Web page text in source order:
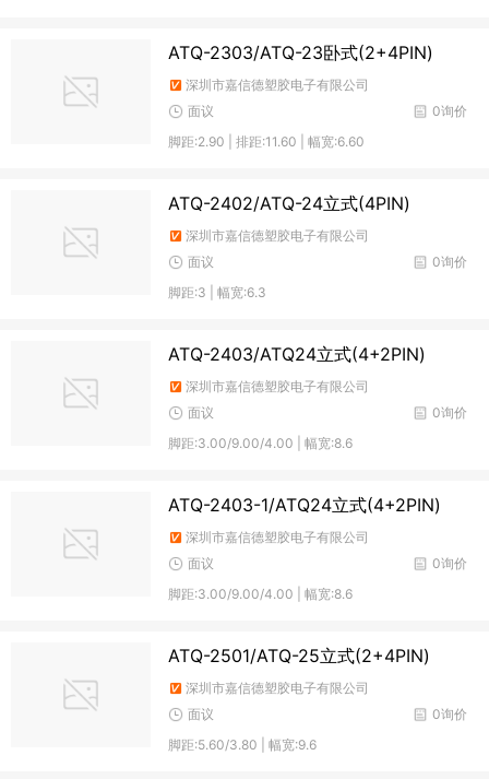
ATQ-2303/ATQ-23卧式(2+4PIN)
深圳市嘉信德塑胶电子有限公司
0询价
面议
脚距:2.90 | 排距:11.60 | 幅宽:6.60
ATQ-2402/ATQ-24立式(4PIN)
深圳市嘉信德塑胶电子有限公司
0询价
面议
脚距:3 | 幅宽:6.3
ATQ-2403/ATQ24立式(4+2PIN)
深圳市嘉信德塑胶电子有限公司
0询价
面议
脚距:3.00/9.00/4.00 | 幅宽:8.6
ATQ-2403-1/ATQ24立式(4+2PIN)
深圳市嘉信德塑胶电子有限公司
0询价
面议
脚距:3.00/9.00/4.00 | 幅宽:8.6
ATQ-2501/ATQ-25立式(2+4PIN)
深圳市嘉信德塑胶电子有限公司
0询价
面议
脚距:5.60/3.80 | 幅宽:9.6